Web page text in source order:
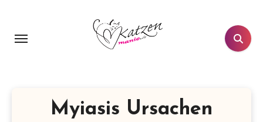
springen
Myiasis Ursachen